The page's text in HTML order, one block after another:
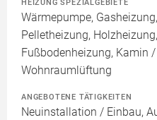
HEIZUNG SPEZIALGEBIETE
Wärmepumpe,
Pelletheizung,
Fußbodenheizung, Kamin /
Wohnraumlüftung
ANGEBOTENE TÄTIGKEITEN
Neuinstallation / Einbau,